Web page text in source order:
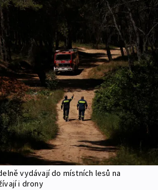
vydávají do místních lesů na
i drony